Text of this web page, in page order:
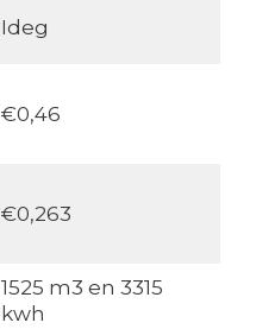
Ideg
€0,46
€0,263
1525 m3 en 3315
kwh